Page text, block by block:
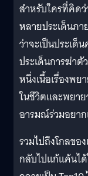
สำหรับใครที่คิดว่
หลายประเด็นภา
ว่าจะเป็นประเด็
ประเด็นการฆ่า
หนึ่งเนื้อเรื่องพ
ในชีวิตและพยา
อารมณ์ร่วมอยา
รวมไปถึงโกลขอ
กลับไปแก้แค้นไ